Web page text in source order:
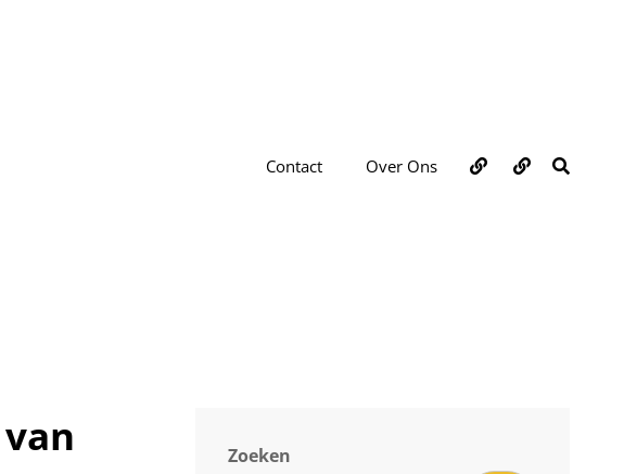
Contact Over Ons Over
ons
Contact
Zoeken